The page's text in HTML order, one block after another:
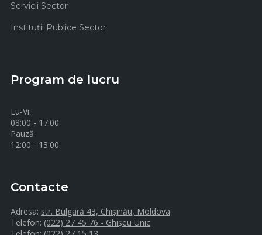
Servicii Sector
Instituţii Publice Sector
Program de lucru
Lu-Vi:
08:00 - 17:00
Pauză:
12:00 - 13:00
Contacte
Adresa: str. Bulgară 43, Chișinău, Moldova
Telefon: (022) 27 45 76 - Ghișeu Unic